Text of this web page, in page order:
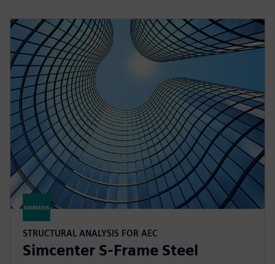
STRUCTURAL ANALYSIS FOR AEC
Simcenter S-Frame Steel